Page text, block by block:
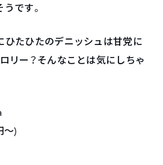
です。
ひたひたのデニッシュは甘党に
リー？そんなことは気にしちゃ
～)